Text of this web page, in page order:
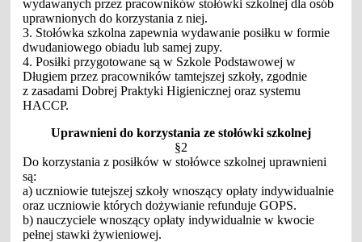
wydawanych przez pracowników stołówki szkolnej dla osób
uprawnionych do korzystania z niej.
3. Stołówka szkolna zapewnia wydawanie posiłku w formie
dwudaniowego obiadu lub samej zupy.
4. Posiłki przygotowane są w Szkole Podstawowej w
Długiem przez pracowników tamtejszej szkoły, zgodnie
z zasadami Dobrej Praktyki Higienicznej oraz systemu
HACCP.
Uprawnieni do korzystania ze stołówki szkolnej
§2
Do korzystania z posiłków w stołówce szkolnej uprawnieni
są:
a) uczniowie tutejszej szkoły wnoszący opłaty indywidualnie
oraz uczniowie których dożywianie refunduje GOPS.
b) nauczyciele wnoszący opłaty indywidualnie w kwocie
pełnej stawki żywieniowej.